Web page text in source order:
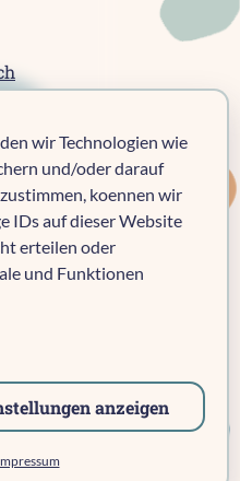
wir Technologien wie
und/oder darauf
koennen wir
IDs auf dieser Website
erteilen oder
und Funktionen
anzeigen